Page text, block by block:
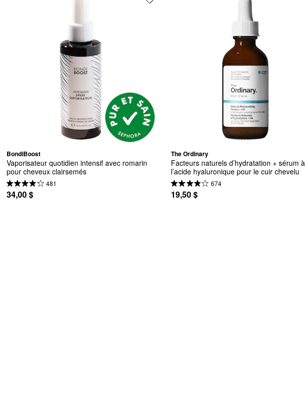
BondiBoost
Vaporisateur quotidien intensif avec romarin
pour cheveux clairsemés
481
34,00 $
The Ordinary
Facteurs naturels d’hydratation + sérum à
l’acide hyaluronique pour le cuir chevelu
674
19,50 $